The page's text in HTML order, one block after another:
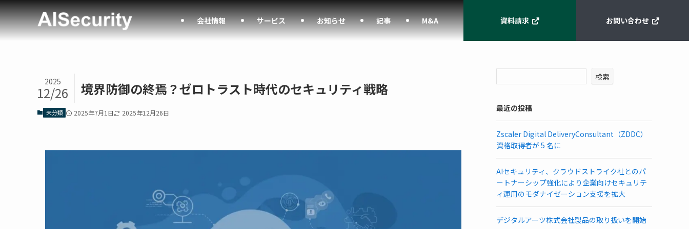
会社情報 サービス お知らせ 記事 M&A 資料請求 お問い合わせ
境界防御の終焉？ゼロトラスト時代のセキュリティ戦略
2025
12/26
未分類 2025年7月1日 2025年12月26日
検索
最近の投稿
Zscaler Digital DeliveryConsultant（ZDDC）
資格取得者が 5 名に
AIセキュリティ、クラウドストライク社とのパ
ートナーシップ強化により企業向けセキュリテ
ィ運用のモダナイゼーション支援を拡大
デジタルアーツ株式会社製品の取り扱いを開始